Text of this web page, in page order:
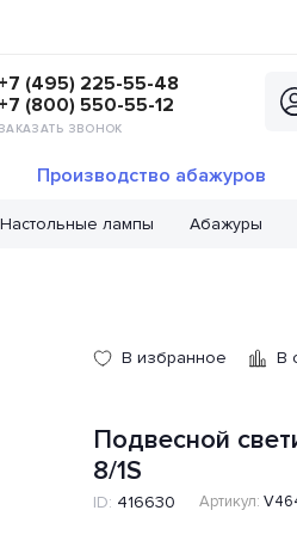
+7 (495) 225-55-48
+7 (800) 550-55-12
ЗАКАЗАТЬ ЗВОНОК
Настольные лампы Абажуры
Производство абажуров
В избранное В
Подвесной
8/1S
ID: 416630 Артикул: